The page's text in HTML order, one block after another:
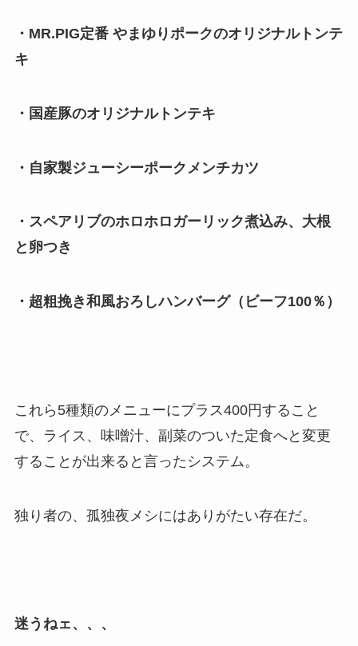
・MR.PIG定番 やまゆりポークのオリジナルトンテ
キ
・国産豚のオリジナルトンテキ
・自家製ジューシーポークメンチカツ
・スペアリブのホロホロガーリック煮込み、大根
と卵つき
・超粗挽き和風おろしハンバーグ（ビーフ100％）
これら5種類のメニューにプラス400円すること
で、ライス、味噌汁、副菜のついた定食へと変更
することが出来ると言ったシステム。
独り者の、孤独夜メシにはありがたい存在だ。
迷うねェ、、、